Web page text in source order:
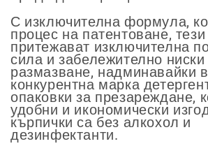
С изключителна формула,
процес на патентоване,
притежават изключителна
сила и забележително
размазване, надминавайки
конкурентна марка
опаковки за презареждане,
удобни и икономически
кърпички са без алкохол и
дезинфектанти.